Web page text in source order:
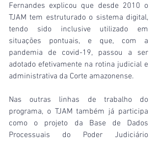
Fernandes explicou que desde 2010 o
TJAM tem estruturado o sistema digital,
tendo sido inclusive utilizado em
situações pontuais, e que, com a
pandemia de covid-19, passou a ser
adotado efetivamente na rotina judicial e
administrativa da Corte amazonense.
Nas outras linhas de trabalho do
programa, o TJAM também já participa
como o projeto da Base de Dados
Processuais do Poder Judiciário